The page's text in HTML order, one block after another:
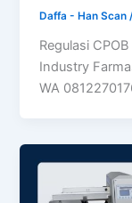
Daffa - Han Scan
Regulasi
Industry
WA